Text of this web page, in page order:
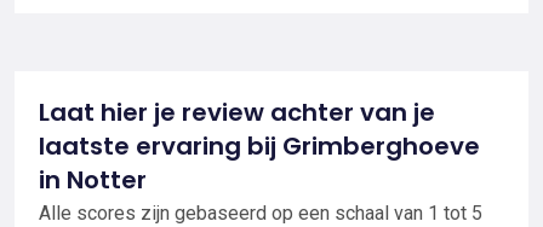
Laat hier je review achter van je
laatste ervaring bij Grimberghoeve
in Notter
Alle scores zijn gebaseerd op een schaal van 1 tot 5